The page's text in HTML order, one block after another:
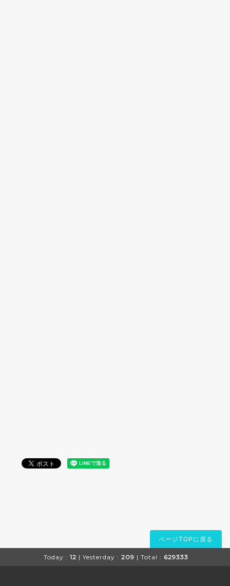
ページTOPに戻る
Today : 12 | Yesterday : 209 | Total : 629333